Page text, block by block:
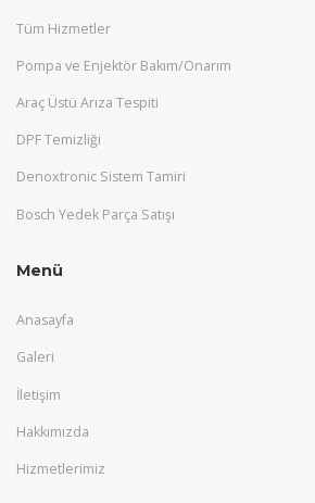
Tüm Hizmetler
Pompa ve Enjektör Bakım/Onarım
Araç Üstü Arıza Tespiti
DPF Temizliği
Denoxtronic Sistem Tamiri
Bosch Yedek Parça Satışı
Menü
Anasayfa
Galeri
İletişim
Hakkımızda
Hizmetlerimiz